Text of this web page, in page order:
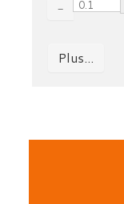
−
Plus...